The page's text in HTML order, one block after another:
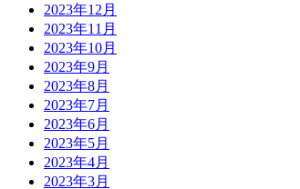
2023年12月
2023年11月
2023年10月
2023年9月
2023年8月
2023年7月
2023年6月
2023年5月
2023年4月
2023年3月